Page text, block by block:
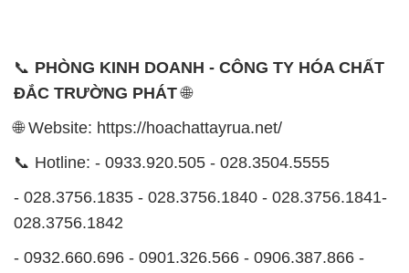
📞 PHÒNG KINH DOANH - CÔNG TY HÓA CHẤT
ĐẮC TRƯỜNG PHÁT🌐
🌐 Website: https://hoachattayrua.net/
📞 Hotline: - 0933.920.505 - 028.3504.5555
- 028.3756.1835 - 028.3756.1840 - 028.3756.1841-
028.3756.1842
- 0932.660.696 - 0901.326.566 - 0906.387.866 -